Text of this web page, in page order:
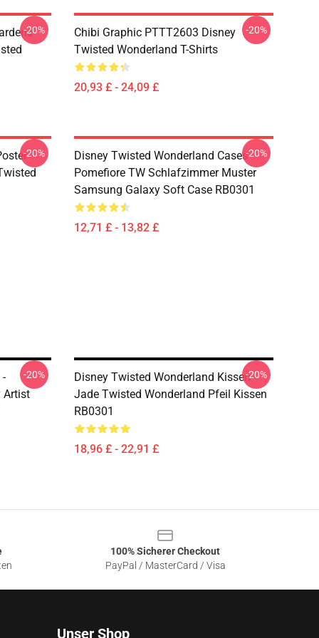
-20%
Chibi Graphic PTTT2603 Disney
Twisted Wonderland T-Shirts
20,93 £ - 24,09 £
-20%
-
-20%
Disney Twisted Wonderland Cases -
Pomefiore TW Schlafzimmer Muster
Samsung Galaxy Soft Case RB0301
12,71 £ - 13,82 £
-20%
Artist
-20%
Disney Twisted Wonderland Kissen -
Jade Twisted Wonderland Pfeil Kissen
RB0301
18,96 £ - 22,91 £
-20%
100% Sicherer Checkout
PayPal / MasterCard / Visa
Unser Shop